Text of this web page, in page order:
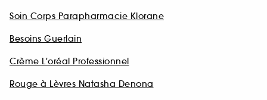
Soin Corps Parapharmacie Klorane
Besoins Guerlain
Crème L'oréal Professionnel
Rouge à Lèvres Natasha Denona